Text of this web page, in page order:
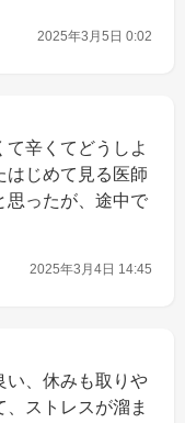
2025年3月5日 0:02
辛くてどうしよ
はじめて見る医師
思ったが、途中で
2025年3月4日 14:45
い、休みも取りや
ストレスが溜ま